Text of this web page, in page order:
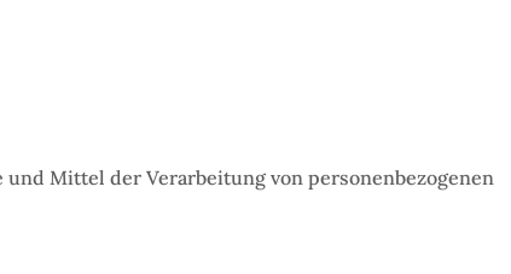
Mittel der Verarbeitung von personenbezogenen